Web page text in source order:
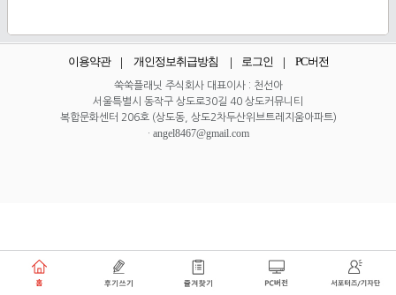
이용약관 개인정보취급방침 로그인 PC버전
쑥쑥플래닛 주식회사 대표이사 : 천선아
서울특별시 동작구 상도로30길 40 상도커뮤니티
복합문화센터 206호 (상도동, 상도2차두산위브트레지움아파트)
· angel8467@gmail.com